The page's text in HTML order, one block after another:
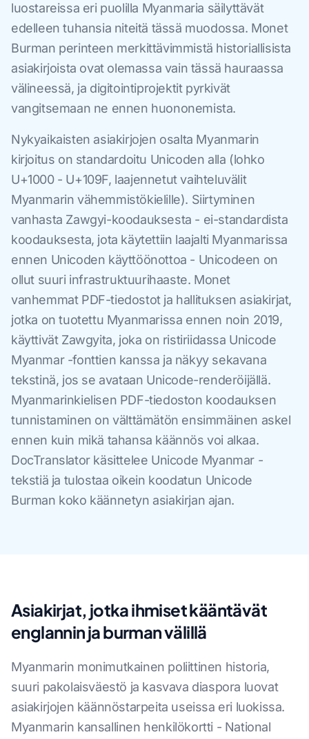
luostareissa eri puolilla Myanmaria säilyttävät
edelleen tuhansia niteitä tässä muodossa. Monet
Burman perinteen merkittävimmistä historiallisista
asiakirjoista ovat olemassa vain tässä hauraassa
välineessä, ja digitointiprojektit pyrkivät
vangitsemaan ne ennen huononemista.
Nykyaikaisten asiakirjojen osalta Myanmarin
kirjoitus on standardoitu Unicoden alla (lohko
U+1000 - U+109F, laajennetut vaihteluvälit
Myanmarin vähemmistökielille). Siirtyminen
vanhasta Zawgyi-koodauksesta - ei-standardista
koodauksesta, jota käytettiin laajalti Myanmarissa
ennen Unicoden käyttöönottoa - Unicodeen on
ollut suuri infrastruktuurihaaste. Monet
vanhemmat PDF-tiedostot ja hallituksen asiakirjat,
jotka on tuotettu Myanmarissa ennen noin 2019,
käyttivät Zawgyita, joka on ristiriidassa Unicode
Myanmar -fonttien kanssa ja näkyy sekavana
tekstinä, jos se avataan Unicode-renderöijällä.
Myanmarinkielisen PDF-tiedoston koodauksen
tunnistaminen on välttämätön ensimmäinen askel
ennen kuin mikä tahansa käännös voi alkaa.
DocTranslator käsittelee Unicode Myanmar -
tekstiä ja tulostaa oikein koodatun Unicode
Burman koko käännetyn asiakirjan ajan.
Asiakirjat, jotka ihmiset kääntävät
englannin ja burman välillä
Myanmarin monimutkainen poliittinen historia,
suuri pakolaisväestö ja kasvava diaspora luovat
asiakirjojen käännöstarpeita useissa eri luokissa.
Myanmarin kansallinen henkilökortti - National